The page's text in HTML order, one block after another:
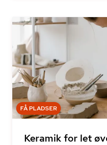
FÅ PLADSER
Keramik for let